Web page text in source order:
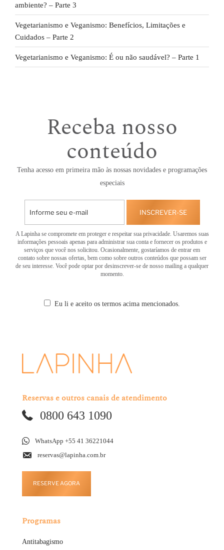
ambiente? – Parte 3
Vegetarianismo e Veganismo: Benefícios, Limitações e
Cuidados – Parte 2
Vegetarianismo e Veganismo: É ou não saudável? – Parte 1
Receba nosso
conteúdo
Tenha acesso em primeira mão às nossas novidades e programações
especiais
INSCREVER-SE
A Lapinha se compromete em proteger e respeitar sua privacidade. Usaremos suas
informações pessoais apenas para administrar sua conta e fornecer os produtos e
serviços que você nos solicitou. Ocasionalmente, gostaríamos de entrar em
contato sobre nossas ofertas, bem como sobre outros conteúdos que possam ser
de seu interesse. Você pode optar por desinscrever-se de nosso mailing a qualquer
momento.
Eu li e aceito os termos acima mencionados.
Reservas e outros canais de atendimento
0800 643 1090
WhatsApp +55 41 36221044
reservas@lapinha.com.br
RESERVE AGORA
Programas
Antitabagismo